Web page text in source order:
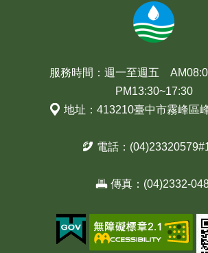
服務時間：週一至週五
PM13:30~17:30
地址：413210臺中市霧峰區
電話：
傳真：(04)2332-